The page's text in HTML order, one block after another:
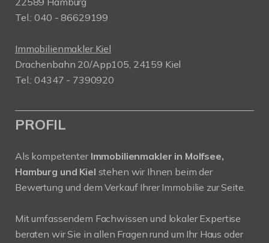
Tel.: 040 - 86629199
Immobilienmakler Kiel
Drachenbahn 20/App105, 24159 Kiel
Tel.: 04347 - 7390920
PROFIL
Als kompetenter Immobilienmakler in Molfsee,
Hamburg und Kiel stehen wir Ihnen beim der
Bewertung und dem Verkauf Ihrer Immobilie zur Seite.
Mit umfassendem Fachwissen und lokaler Expertise
beraten wir Sie in allen Fragen rund um Ihr Haus oder